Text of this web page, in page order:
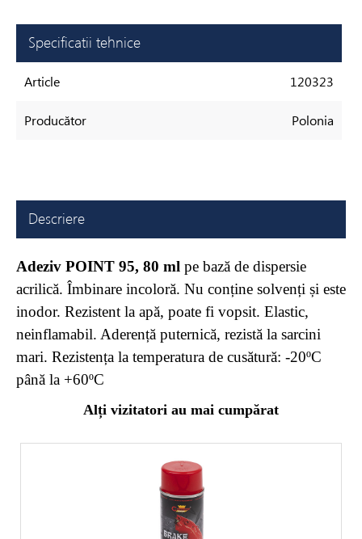
Specificatii tehnice
Article 120323
Producător Polonia
Descriere
Adeziv POINT 95, 80 ml pe bază de dispersie
acrilică. Îmbinare incoloră. Nu conține solvenți și este
inodor. Rezistent la apă, poate fi vopsit. Elastic,
neinflamabil. Aderență puternică, rezistă la sarcini
mari. Rezistența la temperatura de cusătură: -20ºC
până la +60ºC
Alți vizitatori au mai cumpărat